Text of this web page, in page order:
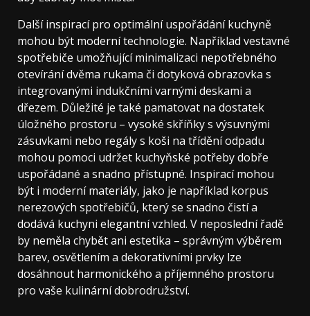
Další inspirací pro optimální uspořádání kuchyně
mohou být moderní technologie. Například vestavné
spotřebiče umožňující minimalizaci nepotřebného
otevírání dvěma rukama či dotyková obrazovka s
integrovanými indukčními varnými deskami a
dřezem. Důležité je také pamatovat na dostatek
úložného prostoru – vysoké skříňky s výsuvnými
zásuvkami nebo regály s koši na třídění odpadu
mohou pomoci udržet kuchyňské potřeby dobře
uspořádané a snadno přístupné. Inspirací mohou
být i moderní materiály, jako je například korpus
nerezových spotřebičů, který se snadno čistí a
dodává kuchyni elegantní vzhled. V neposlední řadě
by neměla chybět ani estetika – správným výběrem
barev, osvětlením a dekorativními prvky lze
dosáhnout harmonického a příjemného prostoru
pro vaše kulinární dobrodružství.